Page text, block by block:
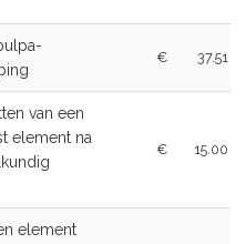
€ 37.51
van een
element na
€ 15.00
element